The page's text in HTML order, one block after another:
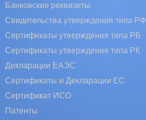
Банковские реквизиты
Свидетельства утверждения типа РФ
Сертификаты утверждения типа РБ
Сертификаты утверждения типа РК
Декларации ЕАЭС
Сертификаты и Декларации EC
Сертификат ИСО
Патенты